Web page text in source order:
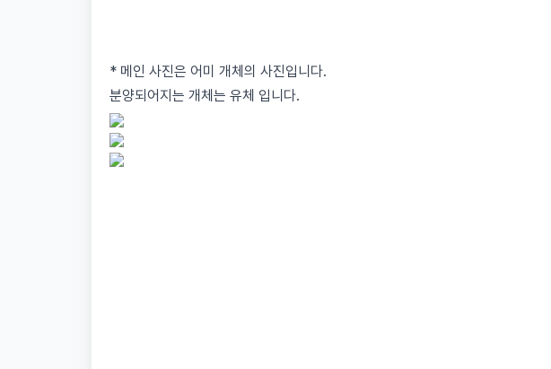
* 메인 사진은 어미 개체의 사진입니다.
분양되어지는 개체는 유체 입니다.